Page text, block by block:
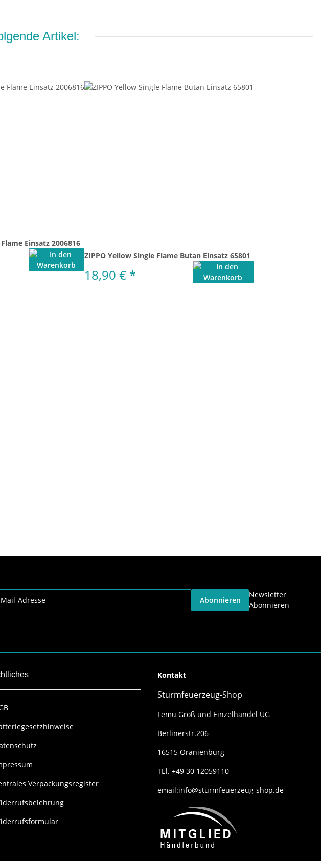
Artikel:
Einsatz 2006816
ZIPPO Yellow Single Flame Butan Einsatz 65801
18,90 € *
Abonnieren
Newsletter
Abonnieren
Verpackungsregister
Kontakt
Sturmfeuerzeug-Shop
Femu Groß und Einzelhandel UG
Berlinerstr.206
16515 Oranienburg
TEl. +49 30 12059110
email:info@sturmfeuerzeug-shop.de